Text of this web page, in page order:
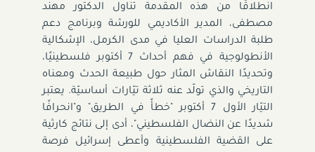
انطلاقًا من هذه المقدمة تناول الدكتور مهند
مصطفى، المدير الأكاديمي للورشة وبرنامج دعم
طلبة الدراسات العليا في مدى الكرمل، الإشكالية
الأنطولوجية في فهم أحداث 7 أكتوبر فلسطينيًا،
وتحديدًا النقاش المثار حول طبيعة الحدث ومعناه
التاريخي والذي تولّد عنه ثلاثة تيّارات أساسيّة. يعتبر
التيّار الأول 7 أكتوبر "خطأً في الطريق" و"انحرافًا
شديدًا عن النضال الفلسطيني"، أدى إلى نتائج كارثية
على القضية الفلسطينية وأعطى إسرائيل فرصة